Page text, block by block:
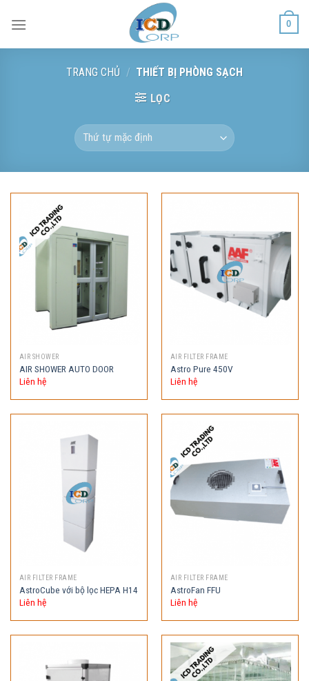
0
TRANG CHỦ / THIẾT BỊ PHÒNG SẠCH
LỌC
AIR SHOWER
AIR SHOWER AUTO DOOR
Liên hệ
AIR FILTER FRAME
Astro Pure 450V
Liên hệ
AIR FILTER FRAME
AstroCube với bộ lọc HEPA H14
Liên hệ
AIR FILTER FRAME
AstroFan FFU
Liên hệ